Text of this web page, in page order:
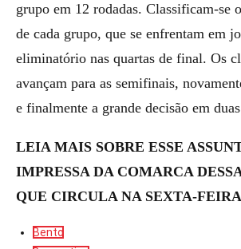
grupo em 12 rodadas. Classificam-se
de cada grupo, que se enfrentam em
eliminatório nas quartas de final. Os
avançam para as semifinais,
e finalmente a grande decisão em
LEIA MAIS SOBRE ESSE
IMPRESSA DA COMARCA
QUE CIRCULA NA SEXTA-
Bento